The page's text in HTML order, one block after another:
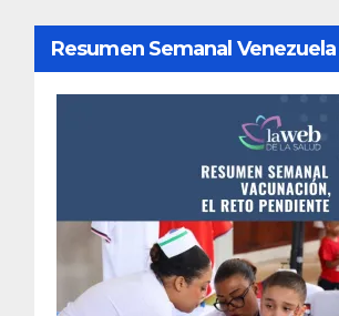
Resumen Semanal Venezuela